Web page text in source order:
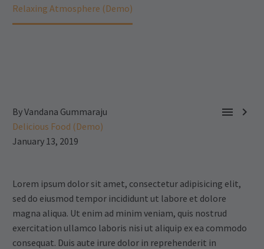
Relaxing Atmosphere (Demo)
 
By Vandana Gummaraju
Delicious Food (Demo)
January 13, 2019
Lorem ipsum dolor sit amet, consectetur adipisicing elit,
sed do eiusmod tempor incididunt ut labore et dolore
magna aliqua. Ut enim ad minim veniam, quis nostrud
exercitation ullamco laboris nisi ut aliquip ex ea commodo
consequat. Duis aute irure dolor in reprehenderit in